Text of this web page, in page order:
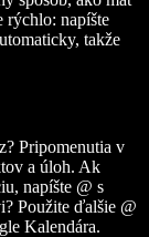
napíšte
takže
Pripomenutia v
a úloh. Ak
napíšte @ s
Použite ďalšie @
Kalendára.